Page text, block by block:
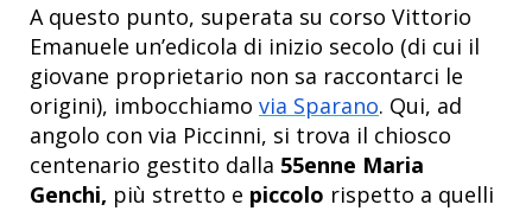
A questo punto, superata su corso Vittorio
Emanuele un’edicola di inizio secolo (di cui il
giovane proprietario non sa raccontarci le
origini), imbocchiamo via Sparano. Qui, ad
angolo con via Piccinni, si trova il chiosco
centenario gestito dalla 55enne Maria
Genchi, più stretto e piccolo rispetto a quelli